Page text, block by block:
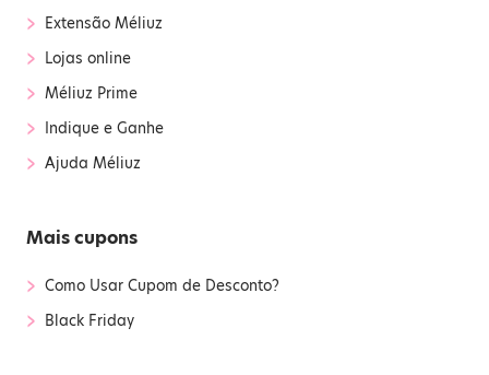
› Extensão Méliuz
› Lojas online
› Méliuz Prime
› Indique e Ganhe
› Ajuda Méliuz
Mais cupons
› Como Usar Cupom de Desconto?
› Black Friday